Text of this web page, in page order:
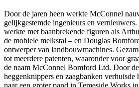
Door de jaren heen werkte McConnel
gelijkgestemde ingenieurs en
werkte met baanbrekende figuren als
de mobiele melkstal – en Douglas
ontwerper van landbouwmachines.
tot meerdere patenten, waaronder voor
de naam McConnel Bomford Ltd. Door
heggenknippers en zaagbanken